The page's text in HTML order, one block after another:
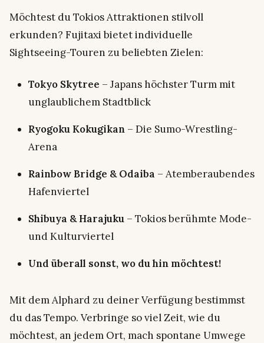
Möchtest du Tokios Attraktionen stilvoll
erkunden? Fujitaxi bietet individuelle
Sightseeing-Touren zu beliebten Zielen:
Tokyo Skytree – Japans höchster Turm mit
unglaublichem Stadtblick
Ryogoku Kokugikan – Die Sumo-Wrestling-
Arena
Rainbow Bridge & Odaiba – Atemberaubendes
Hafenviertel
Shibuya & Harajuku – Tokios berühmte Mode-
und Kulturviertel
Und überall sonst, wo du hin möchtest!
Mit dem Alphard zu deiner Verfügung bestimmst
du das Tempo. Verbringe so viel Zeit, wie du
möchtest, an jedem Ort, mach spontane Umwege